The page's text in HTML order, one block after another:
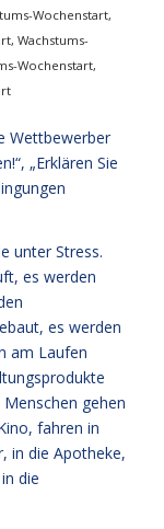
Wochenstart,
, Wachstums-
Wochenstart,
Wettbewerber
„Erklären Sie
unter Stress.
es werden
es werden
am Laufen
gehen
fahren in
in die Apotheke,
die